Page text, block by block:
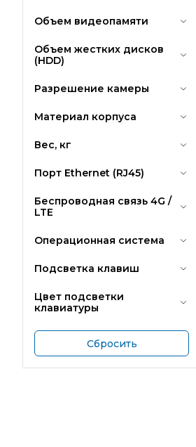
Объем видеопамяти
Объем жестких дисков
(HDD)
Разрешение камеры
Материал корпуса
Вес, кг
Порт Ethernet (RJ45)
Беспроводная связь 4G /
LTE
Операционная система
Подсветка клавиш
Цвет подсветки
клавиатуры
Сбросить